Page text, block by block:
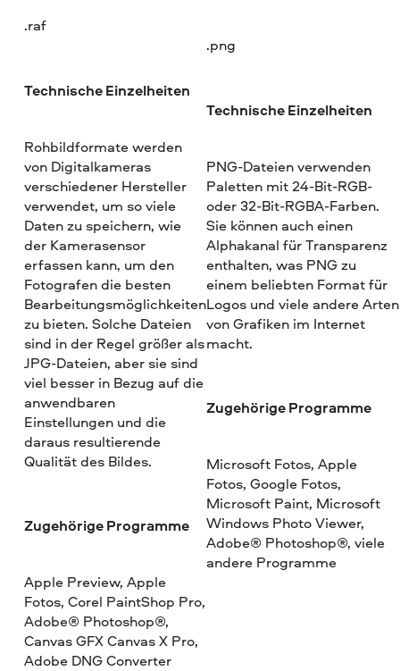
.raf
Technische Einzelheiten
Rohbildformate werden
von Digitalkameras
verschiedener Hersteller
verwendet, um so viele
Daten zu speichern, wie
der Kamerasensor
erfassen kann, um den
Fotografen die besten
Bearbeitungsmöglichkeiten
zu bieten. Solche Dateien
sind in der Regel größer als
JPG-Dateien, aber sie sind
viel besser in Bezug auf die
anwendbaren
Einstellungen und die
daraus resultierende
Qualität des Bildes.
Zugehörige Programme
Apple Preview, Apple
Fotos, Corel PaintShop Pro,
Adobe® Photoshop®,
Canvas GFX Canvas X Pro,
Adobe DNG Converter
.png
Technische Einzelheiten
PNG-Dateien verwenden
Paletten mit 24-Bit-RGB-
oder 32-Bit-RGBA-Farben.
Sie können auch einen
Alphakanal für Transparenz
enthalten, was PNG zu
einem beliebten Format für
Logos und viele andere Arten
von Grafiken im Internet
macht.
Zugehörige Programme
Microsoft Fotos, Apple
Fotos, Google Fotos,
Microsoft Paint, Microsoft
Windows Photo Viewer,
Adobe® Photoshop®, viele
andere Programme